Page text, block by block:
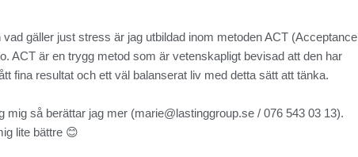
gäller just stress är jag utbildad inom metoden ACT (Acceptance
ACT är en trygg metod som är vetenskapligt bevisad att den har
fina resultat och ett väl balanserat liv med detta sätt att tänka.
mig så berättar jag mer (marie@lastinggroup.se / 076 543 03 13).
lite bättre 😊